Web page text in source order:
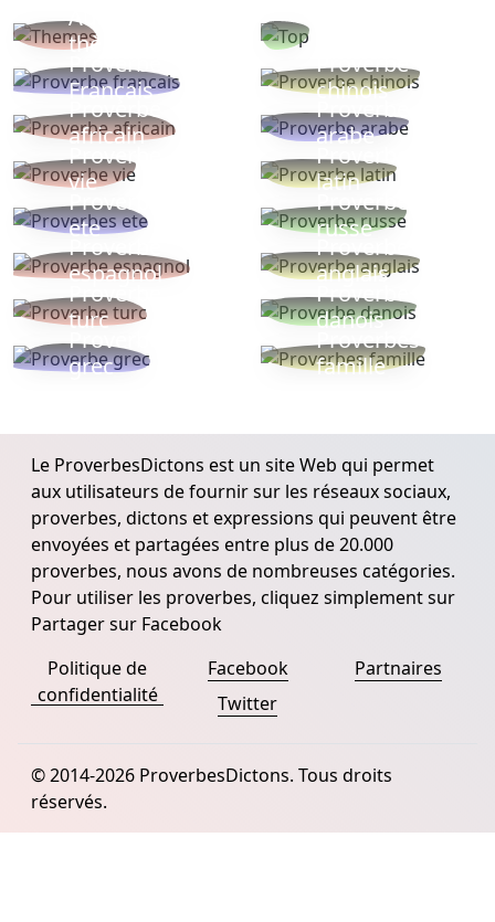
Autres
thèmes
Proverbe
Français
Proverbe
chinois
Proverbe
africain
Proverbe
arabe
Proverbe
vie
Proverbe
latin
Proverbes
ete
Proverbe
russe
Proverbe
espagnol
Proverbe
anglais
Proverbe
turc
Proverbe
danois
Proverbe
grec
Proverbes
famille
Le ProverbesDictons est un site Web qui permet
aux utilisateurs de fournir sur les réseaux sociaux,
proverbes, dictons et expressions qui peuvent être
envoyées et partagées entre plus de 20.000
proverbes, nous avons de nombreuses catégories.
Pour utiliser les proverbes, cliquez simplement sur
Partager sur Facebook
Politique de
confidentialité
Facebook
Twitter
Partnaires
© 2014-2026 ProverbesDictons. Tous droits
réservés.